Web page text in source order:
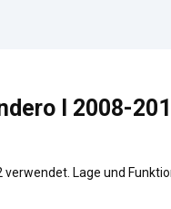
I 2008-
Lage und